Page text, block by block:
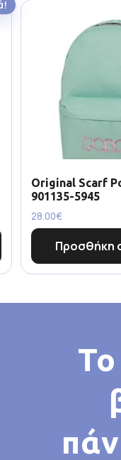
Original Scarf
901135-5945
28.00€
Προσθήκη